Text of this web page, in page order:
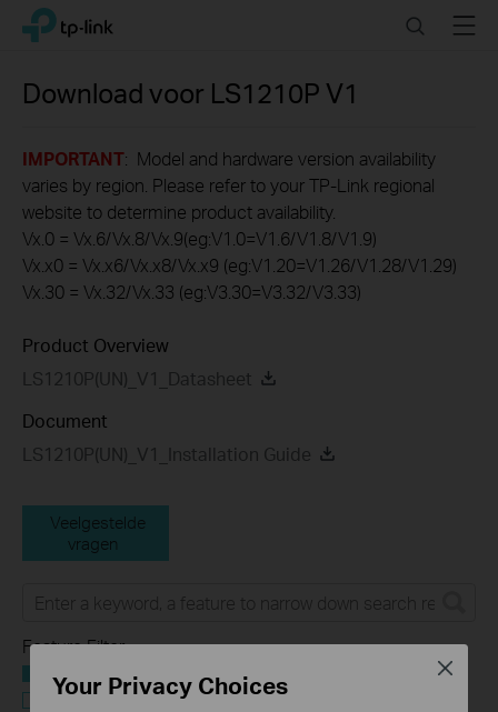
Click
navigation
TP-Link, Reliably Smart SearchMenu
Download voor LS1210P V1
IMPORTANT: Model and hardware version availability
varies by region. Please refer to your TP-Link regional
website to determine product availability.
Vx.0 = Vx.6/Vx.8/Vx.9(eg:V1.0=V1.6/V1.8/V1.9)
Vx.x0 = Vx.x6/Vx.x8/Vx.x9 (eg:V1.20=V1.26/V1.28/V1.29)
Vx.30 = Vx.32/Vx.33 (eg:V3.30=V3.32/V3.33)
Product Overview
LS1210P(UN)_V1_Datasheet
Document
LS1210P(UN)_V1_Installation Guide
Veelgestelde
vragen
Feature Filter:
Alle
Troubleshooting
Your Privacy Choices
Close